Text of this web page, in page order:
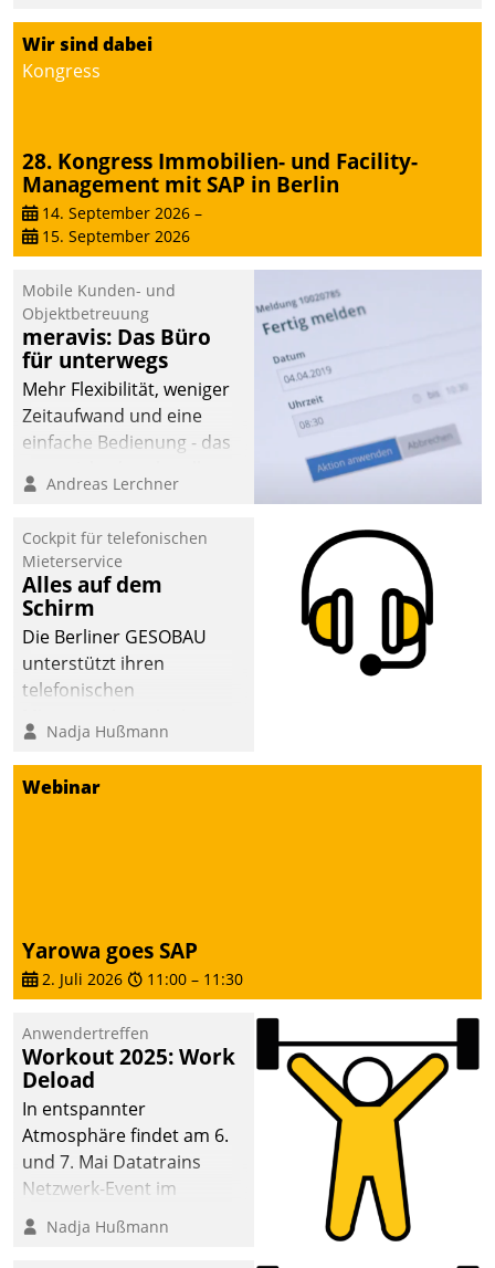
Wir sind dabei
Kongress
28. Kongress Immobilien- und Facility-
Management mit SAP in Berlin
14. September 2026 –
15. September 2026
Mobile Kunden- und
Objektbetreuung
meravis: Das Büro
für unterwegs
Mehr Flexibilität, weniger
Zeitaufwand und eine
einfache Bedienung - das
Cockpit für mobile
Datatrain. Die meravis
Wohnungsbau- und
Immobilien GmbH hat
sich dabei für den Betrieb
der Lösung über die SAP
Cloud Platform
Unternehmen am
Wohnungsmarkt.
Andreas Lerchner
Cockpit für telefonischen
Mieterservice
Alles auf dem
Schirm
Die Berliner GESOBAU
unterstützt ihren
telefonischen
digitalen Cockpit, das
situationsbezogen
passende Fragen und
Mietenden zügiger und
effizienter zu bearbeiten.
Nadja Hußmann
Webinar
Yarowa goes SAP
2. Juli 2026 11:00 – 11:30
Anwendertreffen
Workout 2025: Work
Deload
In entspannter
Atmosphäre findet am 6.
und 7. Mai Datatrains
Netzwerk-Event im
Kunden- und Partnerkreis
statt. Zentrale Frage: Wie
Nadja Hußmann